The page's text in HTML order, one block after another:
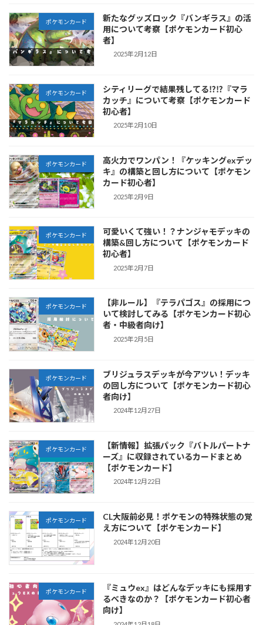
ポケモンカード
新たなグッズロック『バンギラス』の活
用について考察【ポケモンカード初心
者】
2025年2月12日
ポケモンカード
シティリーグで結果残してる⁉︎⁉︎『マラ
カッチ』について考察【ポケモンカード
初心者】
2025年2月10日
ポケモンカード
高火力でワンパン！『ケッキングexデッ
キ』の構築と回し方について【ポケモン
カード初心者】
2025年2月9日
ポケモンカード
可愛いくて強い！？ナンジャモデッキの
構築&回し方について【ポケモンカード
初心者】
2025年2月7日
ポケモンカード
【非ルール】『テラパゴス』の採用につ
いて検討してみる【ポケモンカード初心
者・中級者向け】
2025年2月5日
ポケモンカード
ブリジュラスデッキが今アツい！デッキ
の回し方について【ポケモンカード初心
者向け】
2024年12月27日
ポケモンカード
【新情報】拡張パック『バトルパートナ
ーズ』に収録されているカードまとめ
【ポケモンカード】
2024年12月22日
ポケモンカード
CL大阪前必見！ポケモンの特殊状態の覚
え方について【ポケモンカード】
2024年12月20日
ポケモンカード
『ミュウex』はどんなデッキにも採用す
るべきなのか？【ポケモンカード初心者
向け】